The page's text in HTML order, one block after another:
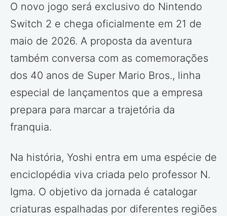
O novo jogo será exclusivo do Nintendo
Switch 2 e chega oficialmente em 21 de
maio de 2026. A proposta da aventura
também conversa com as comemorações
dos 40 anos de Super Mario Bros., linha
especial de lançamentos que a empresa
prepara para marcar a trajetória da
franquia.
Na história, Yoshi entra em uma espécie de
enciclopédia viva criada pelo professor N.
Igma. O objetivo da jornada é catalogar
criaturas espalhadas por diferentes regiões